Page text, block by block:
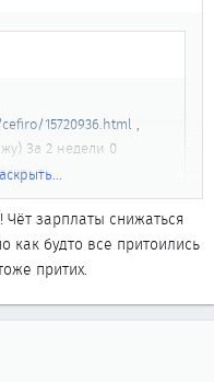
15720936.html ,
За 2 недели 0
способность
на левый руль массово
Чёт зарплаты снижаться
как будто все притоились
притих.